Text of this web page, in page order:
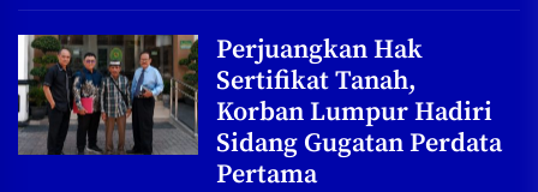
Perjuangkan Hak
Sertifikat Tanah,
Korban Lumpur Hadiri
Sidang Gugatan Perdata
Pertama